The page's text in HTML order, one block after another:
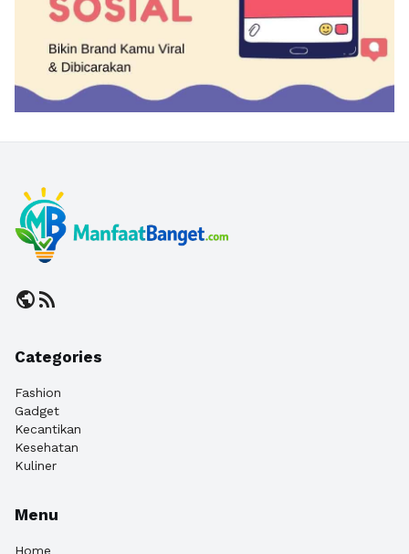
publicrss_feed
Categories
Fashion
Gadget
Kecantikan
Kesehatan
Kuliner
Menu
Home